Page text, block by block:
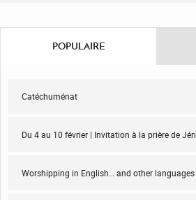
POPULAIRE
Catéchuménat
Du 4 au 10 février | Invitation à la prière de
Worshipping in English… and other languages